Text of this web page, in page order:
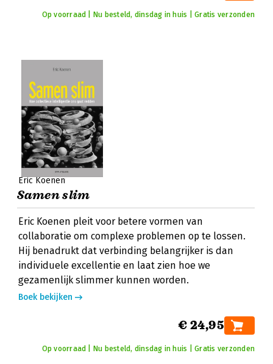
Op voorraad | Nu besteld, dinsdag in huis | Gratis verzonden
Eric Koenen
Samen slim
Eric Koenen pleit voor betere vormen van
collaboratie om complexe problemen op te lossen.
Hij benadrukt dat verbinding belangrijker is dan
individuele excellentie en laat zien hoe we
gezamenlijk slimmer kunnen worden.
Boek bekijken
€ 24,95
Op voorraad | Nu besteld, dinsdag in huis | Gratis verzonden